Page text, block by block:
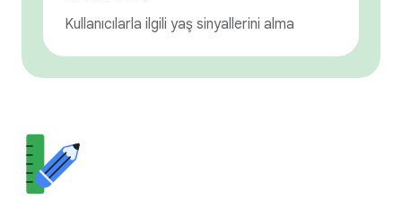
Kullanıcılarla ilgili yaş sinyallerini alma